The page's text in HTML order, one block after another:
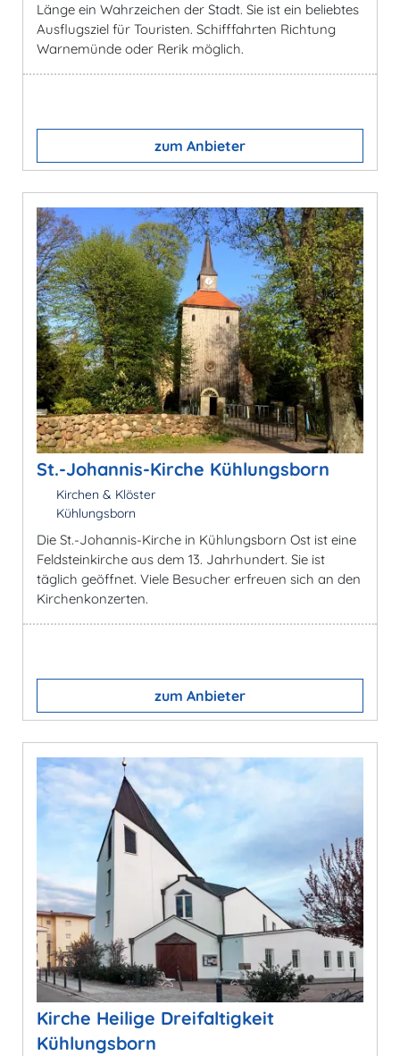
Länge ein Wahrzeichen der Stadt. Sie ist ein beliebtes
Ausflugsziel für Touristen. Schifffahrten Richtung
Warnemünde oder Rerik möglich.
zum Anbieter
St.-Johannis-Kirche Kühlungsborn
Kirchen & Klöster
Kühlungsborn
Die St.-Johannis-Kirche in Kühlungsborn Ost ist eine
Feldsteinkirche aus dem 13. Jahrhundert. Sie ist
täglich geöffnet. Viele Besucher erfreuen sich an den
Kirchenkonzerten.
zum Anbieter
Kirche Heilige Dreifaltigkeit
Kühlungsborn